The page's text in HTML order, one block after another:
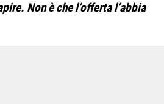
Non è che l’offerta l’abbia